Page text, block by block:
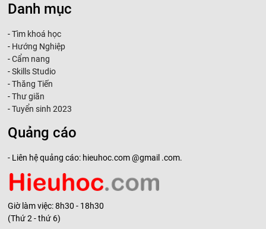
Danh mục
-Tìm khoá học
- Hướng Nghiệp
-Cẩm nang
-Skills Studio
-Thăng Tiến
-Thư giãn
-Tuyển sinh 2023
Quảng cáo
- Liên hệ quảng cáo: hieuhoc.com @gmail .com.
Giờ làm việc: 8h30 - 18h30
(Thứ 2 - thứ 6)